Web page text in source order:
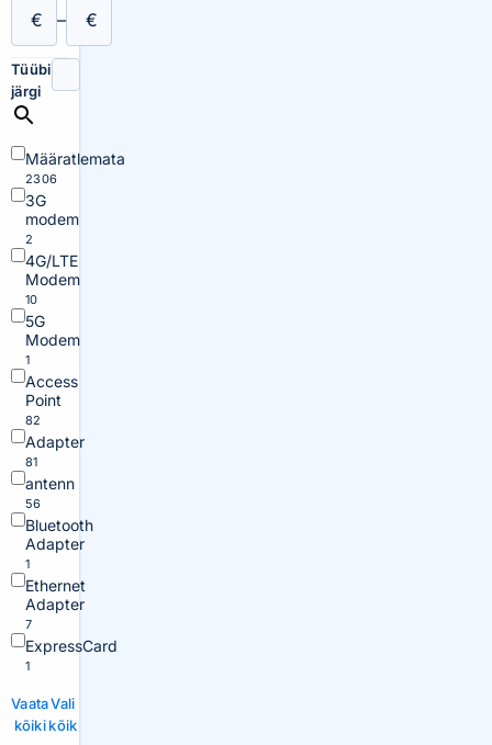
€ – €
Tüübi
järgi
Määratlemata
2306
3G
modem
2
4G/LTE
Modem
10
5G
Modem
1
Access
Point
82
Adapter
81
antenn
56
Bluetooth
Adapter
1
Ethernet
Adapter
7
ExpressCard
1
Vaata
kõiki
Vali
kõik